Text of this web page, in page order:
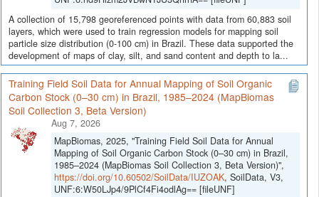
A collection of 15,798 georeferenced points with data from 60,883 soil
layers, which were used to train regression models for mapping soil
particle size distribution (0-100 cm) in Brazil. These data supported the
development of maps of clay, silt, and sand content and depth to la...
Training Field Soil Data for Annual Mapping of Soil Organic
Carbon Stock (0–30 cm) in Brazil, 1985–2024 (MapBiomas
Soil Collection 3, Beta Version)
Aug 7, 2026
MapBiomas, 2025, "Training Field Soil Data for Annual
Mapping of Soil Organic Carbon Stock (0–30 cm) in Brazil,
1985–2024 (MapBiomas Soil Collection 3, Beta Version)",
https://doi.org/10.60502/SoilData/IUZOAK, SoilData, V3,
UNF:6:W50LJp4/9PlCf4Fi4odlAg== [fileUNF]